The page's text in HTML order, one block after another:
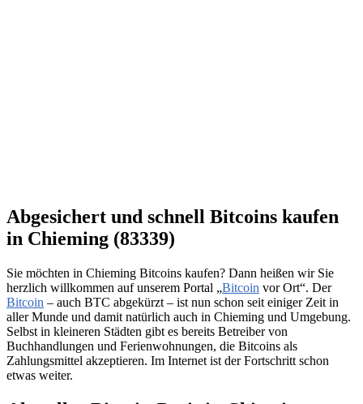
Abgesichert und schnell Bitcoins kaufen
in Chieming (83339)
Sie möchten in Chieming Bitcoins kaufen? Dann heißen wir Sie
herzlich willkommen auf unserem Portal „Bitcoin vor Ort“. Der
Bitcoin – auch BTC abgekürzt – ist nun schon seit einiger Zeit in
aller Munde und damit natürlich auch in Chieming und Umgebung.
Selbst in kleineren Städten gibt es bereits Betreiber von
Buchhandlungen und Ferienwohnungen, die Bitcoins als
Zahlungsmittel akzeptieren. Im Internet ist der Fortschritt schon
etwas weiter.